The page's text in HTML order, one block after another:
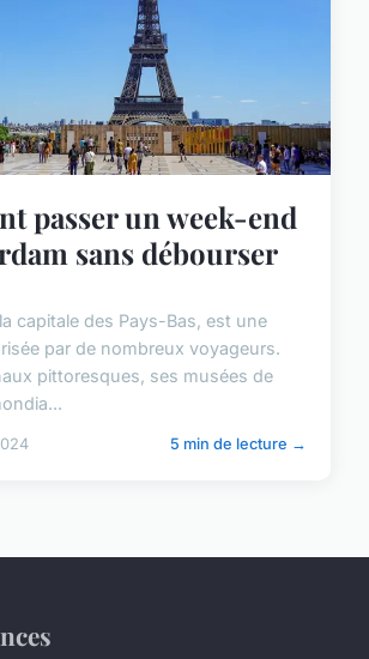
passer un week-end
sans débourser
capitale des Pays-Bas, est une
par de nombreux voyageurs.
pittoresques, ses musées de
5 min de lecture →